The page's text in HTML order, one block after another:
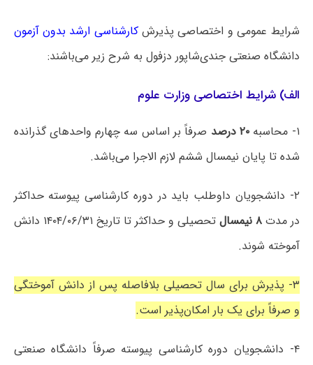
شرایط عمومی و اختصاصی پذیرشکارشناسی ارشد بدون آزمون
دانشگاه ‌صنعتی جندی‌شاپور دزفول به شرح زیر می‌باشند:
الف) شرایط اختصاصی وزارت علوم
۱- محاسبه ۲۰ درصد
صرفاً بر اساس سه چهارم واحدهای گذرانده
شده تا پایان نیمسال ششم لازم الاجرا می‌باشد.
۲- دانشجویان داوطلب باید در دوره کارشناسی پیوسته حداکثر
در مدت۸ نیمسال
تحصیلی و حداکثر تا تاریخ ۱۴۰۴/۰۶/۳۱ دانش
آموخته شوند.
۳- پذیرش برای سال تحصیلی بلافاصله پس از دانش آموختگی
و صرفاً برای یک بار امکان‌پذیر است.
۴- دانشجویان دوره کارشناسی پیوسته صرفاً دانشگاه صنعتی